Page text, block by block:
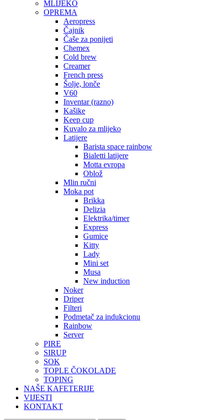
MLIJEKO
OPREMA
Aeropress
Čajnik
Čaše za ponijeti
Chemex
Cold brew
Creamer
French press
Šolje, lonče
V60
Inventar (razno)
Kašike
Keep cup
Kuvalo za mlijeko
Latijere
Barista space rainbow
Bialetti latijere
Motta evropa
Oblož
Mlin ručni
Moka pot
Brikka
Delizia
Elektrika/timer
Express
Gumice
Kitty
Lady
Mini set
Musa
New induction
Noker
Driper
Filteri
Podmetač za indukcionu
Rainbow
Server
PIRE
SIRUP
SOK
TOPLE ČOKOLADE
TOPING
NAŠE KAFETERIJE
VIJESTI
KONTAKT